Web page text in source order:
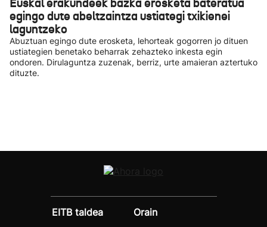
egingo dute abeltzaintza ustiategi txikienei
laguntzeko
Abuztuan egingo dute erosketa, lehorteak gogorren jo dituen
ustiategien benetako beharrak zehazteko inkesta egin
ondoren. Dirulaguntza zuzenak, berriz, urte amaieran aztertuko
dituzte.
EITB taldea
Orain